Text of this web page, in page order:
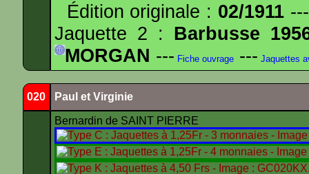
Édition originale : 02/1911
Jaquette 2 : Barbusse
MORGAN --- Fiche ouvrage --- Jaquettes
020 Paul et Virginie
Bernardin de SAINT PIERRE